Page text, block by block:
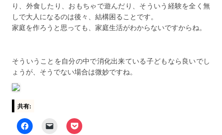
り、外食したり、おもちゃで遊んだり、そういう経験を全く無
しで大人になるのは後々、結構困ることです。
家庭を作ろうと思っても、家庭生活がわからないですからね。
そういうことを自分の中で消化出来ている子どもなら良いでし
ょうが、そうでない場合は微妙ですね。
共有: